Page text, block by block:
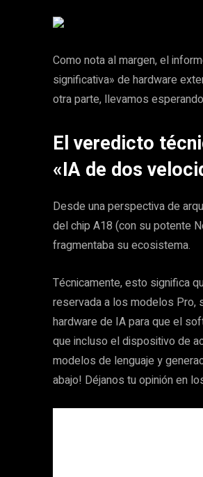
Como nota al margen, el
significativa» de hardware
otra parte, llevamos
El veredicto
«IA de dos
Desde una perspectiva de
del chip A18 (con su potente
fragmentaba su ecosistema.
Técnicamente, esto significa
reservada a los modelos Pro,
hardware de IA para que el
que incluso el dispositivo de
modelos de lenguaje y
abajo! Déjanos tu opinión en